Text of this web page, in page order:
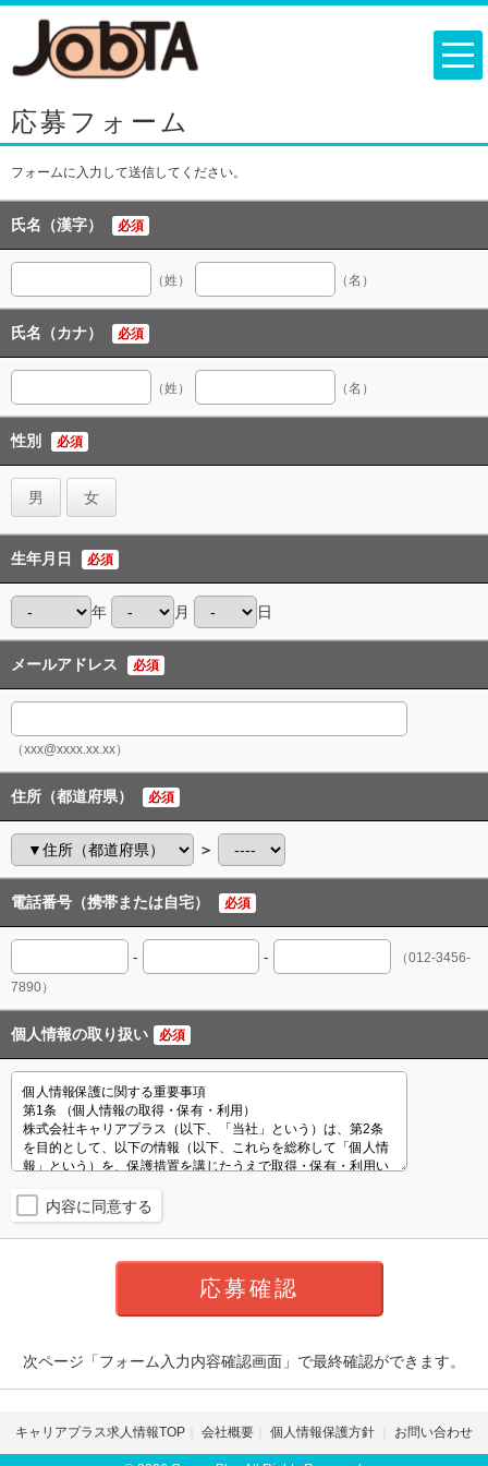
応募フォーム
フォームに入力して送信してください。
氏名（漢字） 必須
（姓） （名）
氏名（カナ） 必須
（姓） （名）
性別 必須
男 女
生年月日 必須
年 月 日
メールアドレス 必須
（xxx@xxxx.xx.xx）
住所（都道府県） 必須
＞
電話番号（携帯または自宅） 必須
- -
（012-3456-
7890）
個人情報の取り扱い 必須
内容に同意する
次ページ「フォーム入力内容確認画面」で最終確認ができます。
キャリアプラス求人情報TOP 会社概要 個人情報保護方針 お問い合わせ